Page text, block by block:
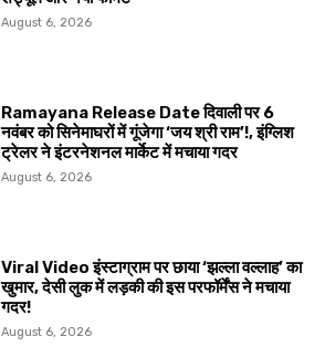
August 6, 2026
Ramayana Release Date दिवाली पर 6
नवंबर को सिनेमाघरों में गूंजेगा ‘जय श्री राम’!, इंग्लिश
ट्रेलर ने इंटरनेशनल मार्केट में मचाया गदर
August 6, 2026
Viral Video इंस्टाग्राम पर छाया ‘झल्ला वल्लाह’ का
खुमार, देसी लुक में लड़की की इस परफॉर्मेंस ने मचाया
गदर!
August 6, 2026